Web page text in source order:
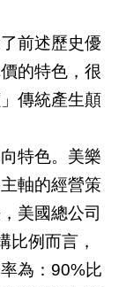
前述歷史優
的特色，很
傳統產生顛
特色。美樂
軸的經營策
美國總公司
比例而言，
為：90%比